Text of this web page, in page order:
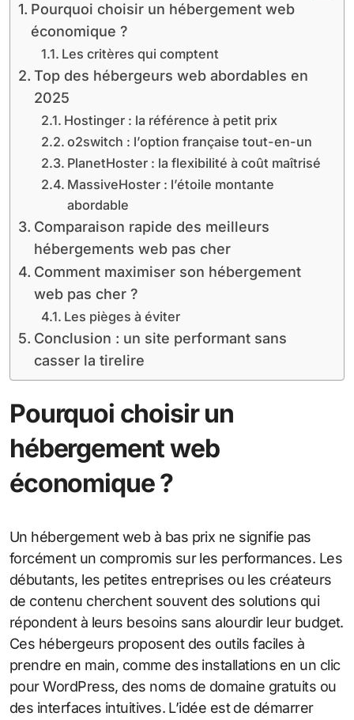
Pourquoi choisir un hébergement web
économique ?
Les critères qui comptent
Top des hébergeurs web abordables en
2025
Hostinger : la référence à petit prix
o2switch : l’option française tout-en-un
PlanetHoster : la flexibilité à coût maîtrisé
MassiveHoster : l’étoile montante
abordable
Comparaison rapide des meilleurs
hébergements web pas cher
Comment maximiser son hébergement
web pas cher ?
Les pièges à éviter
Conclusion : un site performant sans
casser la tirelire
Pourquoi choisir un
hébergement web
économique ?
Un hébergement web à bas prix ne signifie pas
forcément un compromis sur les performances. Les
débutants, les petites entreprises ou les créateurs
de contenu cherchent souvent des solutions qui
répondent à leurs besoins sans alourdir leur budget.
Ces hébergeurs proposent des outils faciles à
prendre en main, comme des installations en un clic
pour WordPress, des noms de domaine gratuits ou
des interfaces intuitives. L’idée est de démarrer